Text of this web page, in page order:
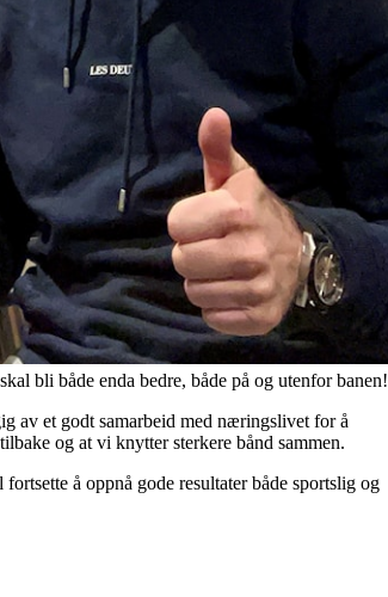
bli både enda bedre, både på og utenfor banen!
av et godt samarbeid med næringslivet for å
og at vi knytter sterkere bånd sammen.
å oppnå gode resultater både sportslig og